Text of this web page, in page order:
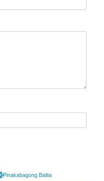
Pinakabagong Balita